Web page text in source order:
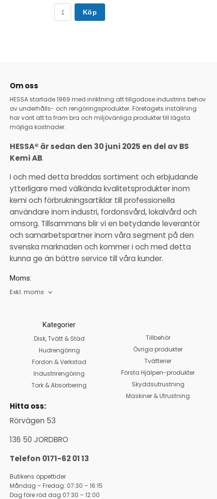
Köp
Om oss
HESSA startade 1969 med inriktning att tillgodose industrins behov
av underhålls- och rengöringsprodukter. Företagets inställning
har varit att ta fram bra och miljövänliga produkter till lägsta
möjliga kostnader.
HESSA® är sedan den 30 juni 2025 en del av BS
Kemi AB.
I och med detta breddas sortiment och erbjudande
ytterligare med välkända kvalitetsprodukter inom
kemi och förbrukningsartiklar till professionella
användare inom industri, fordonsvård, lokalvård och
omsorg. Tillsammans blir vi en betydande leverantör
och samarbetspartner inom våra segment på den
svenska marknaden och kommer i och med detta
kunna ge än bättre service till våra kunder.
Moms:
Exkl. moms
Kategorier
Disk, Tvätt & Städ
Hudrengöring
Fordon & Verkstad
Industrirengöring
Tork & Absorbering
Hitta oss:
Rörvägen 53
136 50 JORDBRO
Telefon 0171-62 01 13
Butikens öppettider
Måndag – Fredag: 07:30 – 16:15
Dag före röd dag 07:30 – 12:00
Tillbehör
Övriga produkter
Tvätterier
Första Hjälpen-produkter
Skyddsutrustning
Maskiner & Utrustning